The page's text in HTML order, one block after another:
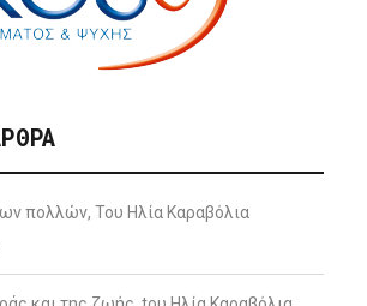
πολλών, Του Ηλία Καραβόλια